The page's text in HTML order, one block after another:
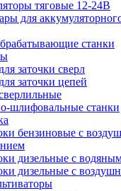
тяговые 12-24В
для
станки
заточки сверл
заточки цепей
шлифовальные станки
бензиновые с
дизельные с
дизельные с